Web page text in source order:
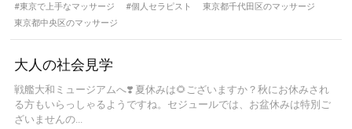
#東京で上手なマッサージ
#個人セラピスト
東京都千代田区のマッサージ
東京都中央区のマッサージ
大人の社会見学
戦艦大和ミュージアムへ❣️ 夏休みは🌻ございますか？秋にお休みされ
る方もいらっしゃるようですね。セジュールでは、お盆休みは特別ご
ざいませんの...